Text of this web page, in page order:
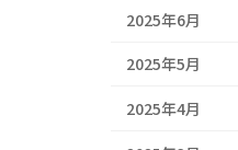
2025年6月
2025年5月
2025年4月